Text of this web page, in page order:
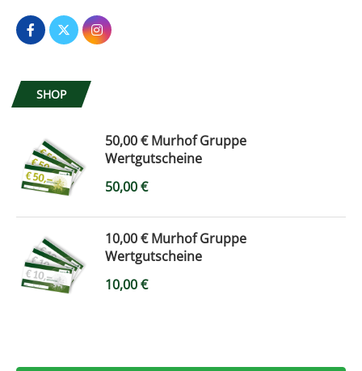
SHOP
50,00 € Murhof Gruppe
Wertgutscheine
50,00€
10,00 € Murhof Gruppe
Wertgutscheine
10,00€